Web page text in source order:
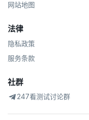
网站地图
法律
隐私政策
服务条款
社群
247看测试讨论群